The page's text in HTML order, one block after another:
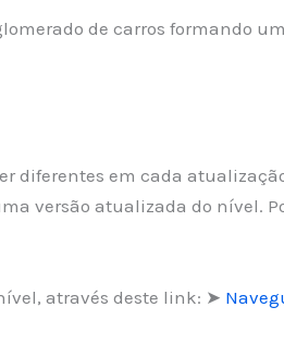
de carros formando
diferentes em cada
versão atualizada do nível.
através deste link: ➤